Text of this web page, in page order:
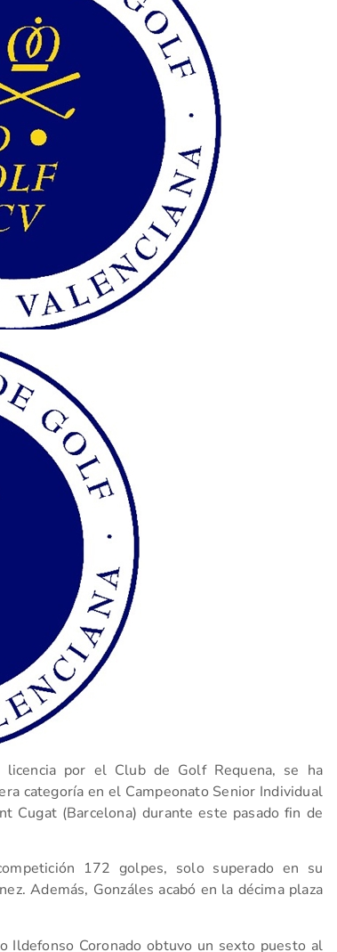
licencia por el Club de Golf Requena, se ha
categoría en el Campeonato Senior Individual
Cugat (Barcelona) durante este pasado fin de
172 golpes, solo superado en su
Además, Gonzáles acabó en la décima plaza
Ildefonso Coronado obtuvo un sexto puesto al